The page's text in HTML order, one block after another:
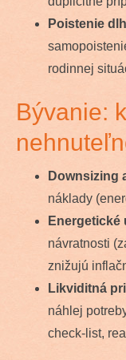
Poistenie
rodinnej
Bývanie:
Downsizing
náklady
Energetické
návratnosti
znižujú
Likviditná
náhlej
check-list,